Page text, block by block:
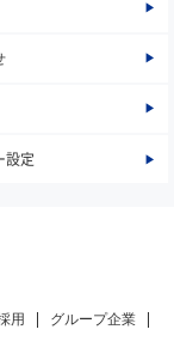
設定
用
グループ企業